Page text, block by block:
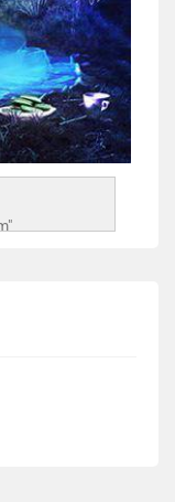
n.jpg"
/></a>